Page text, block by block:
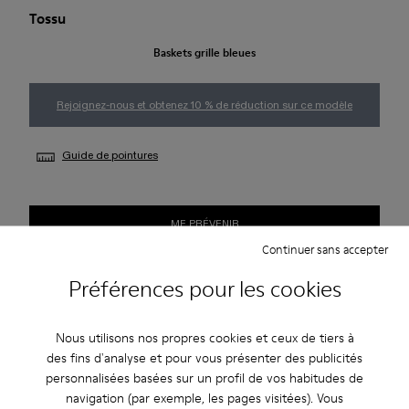
Préférences pour les cookies
Nous utilisons nos propres cookies et ceux de tiers à
des fins d'analyse et pour vous présenter des publicités
personnalisées basées sur un profil de vos habitudes de
navigation (par exemple, les pages visitées). Vous
Continuer sans accepter
Tossu
Baskets grille bleues
Rejoignez-nous et obtenez 10 % de réduction sur ce modèle
Guide de pointures
ME PRÉVENIR
Livraison standard gratuite pour les achats de plus de 45€
Livraison standard gratuite pour les achats de plus de 45€
Période de garantie de 2 ans.